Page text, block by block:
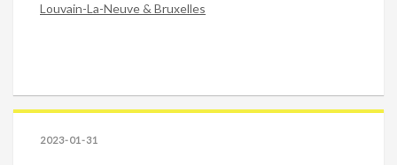
Louvain-La-Neuve & Bruxelles
2023-01-31